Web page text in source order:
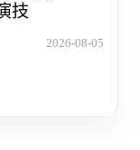
技
2026-08-05